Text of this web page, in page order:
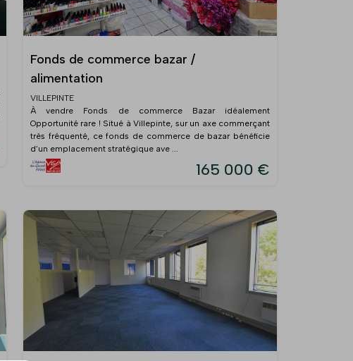
Fonds de commerce bazar /
alimentation
VILLEPINTE
À vendre Fonds de commerce Bazar idéalement
Opportunité rare ! Situé à Villepinte, sur un axe commerçant
très fréquenté, ce fonds de commerce de bazar bénéficie
d’un emplacement stratégique ave ...
165 000 €